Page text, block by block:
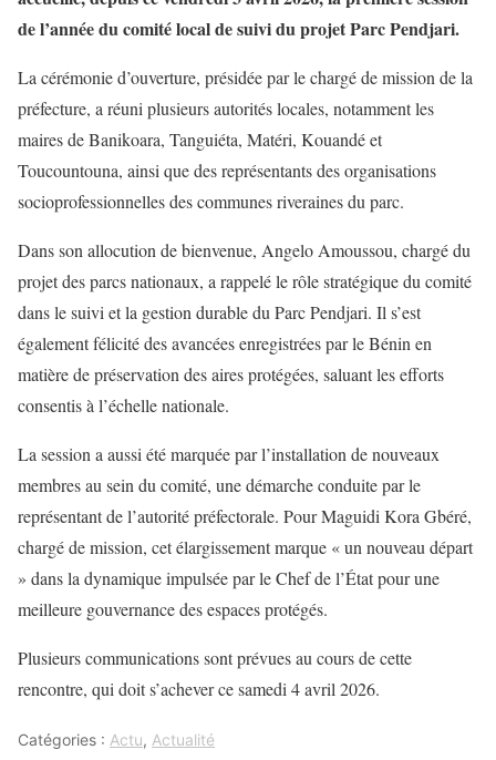
de l’année du comité local de suivi du projet Parc Pendjari.
La cérémonie d’ouverture, présidée par le chargé de mission de la
préfecture, a réuni plusieurs autorités locales, notamment les
maires de Banikoara, Tanguiéta, Matéri, Kouandé et
Toucountouna, ainsi que des représentants des organisations
socioprofessionnelles des communes riveraines du parc.
Dans son allocution de bienvenue, Angelo Amoussou, chargé du
projet des parcs nationaux, a rappelé le rôle stratégique du comité
dans le suivi et la gestion durable du Parc Pendjari. Il s’est
également félicité des avancées enregistrées par le Bénin en
matière de préservation des aires protégées, saluant les efforts
consentis à l’échelle nationale.
La session a aussi été marquée par l’installation de nouveaux
membres au sein du comité, une démarche conduite par le
représentant de l’autorité préfectorale. Pour Maguidi Kora Gbéré,
chargé de mission, cet élargissement marque « un nouveau départ
» dans la dynamique impulsée par le Chef de l’État pour une
meilleure gouvernance des espaces protégés.
Plusieurs communications sont prévues au cours de cette
rencontre, qui doit s’achever ce samedi 4 avril 2026.
Catégories : Actu, Actualité